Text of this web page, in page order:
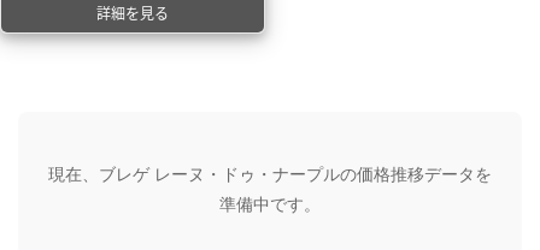
詳細を見る
現在、ブレゲ レーヌ・ドゥ・ナープルの価格推移データを
準備中です。